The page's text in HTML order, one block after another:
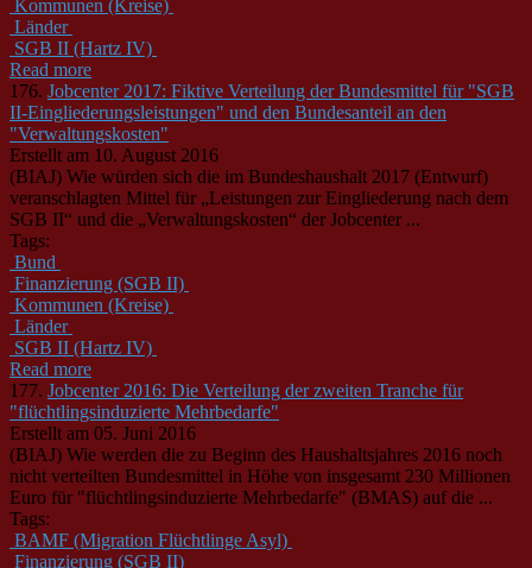
Kommunen (Kreise)
Länder
SGB II (Hartz IV)
Read more
176. Jobcenter 2017: Fiktive Verteilung der Bundesmittel für "SGB
II-Eingliederungsleistungen" und den Bundesanteil an den
"Verwaltungskosten"
Erstellt am 10. August 2016
(BIAJ) Wie würden sich die im Bundeshaushalt 2017 (Entwurf)
veranschlagten Mittel für „Leistungen zur Eingliederung nach dem
SGB II“ und die „Verwaltungskosten“ der Jobcenter ...
Tags:
Bund
Finanzierung (SGB II)
Kommunen (Kreise)
Länder
SGB II (Hartz IV)
Read more
177. Jobcenter 2016: Die Verteilung der zweiten Tranche für
"flüchtlingsinduzierte Mehrbedarfe"
Erstellt am 05. Juni 2016
(BIAJ) Wie werden die zu Beginn des Haushaltsjahres 2016 noch
nicht verteilten Bundesmittel in Höhe von insgesamt 230 Millionen
Euro für "flüchtlingsinduzierte Mehrbedarfe" (BMAS) auf die ...
Tags:
BAMF (Migration Flüchtlinge Asyl)
Finanzierung (SGB II)